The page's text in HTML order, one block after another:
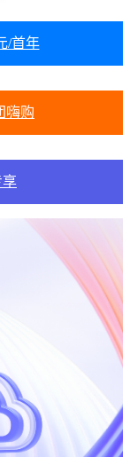
/首年
嗨购
享